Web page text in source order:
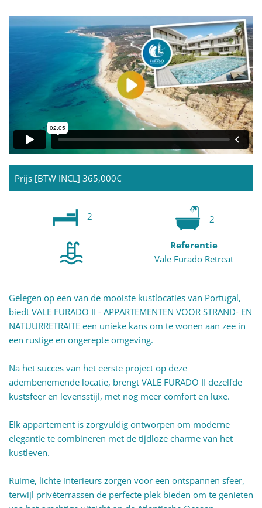
Prijs [BTW INCL] 365,000€
2 2
Referentie
Vale Furado Retreat
Gelegen op een van de mooiste kustlocaties van Portugal,
biedt VALE FURADO II - APPARTEMENTEN VOOR STRAND- EN
NATUURRETRAITE een unieke kans om te wonen aan zee in
een rustige en ongerepte omgeving.
Na het succes van het eerste project op deze
adembenemende locatie, brengt VALE FURADO II dezelfde
kustsfeer en levensstijl, met nog meer comfort en luxe.
Elk appartement is zorgvuldig ontworpen om moderne
elegantie te combineren met de tijdloze charme van het
kustleven.
Ruime, lichte interieurs zorgen voor een ontspannen sfeer,
terwijl privéterrassen de perfecte plek bieden om te genieten